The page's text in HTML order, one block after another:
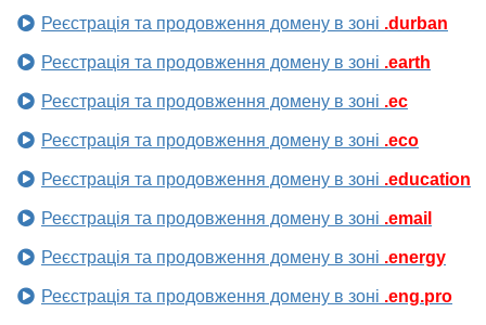
Реєстрація та продовження домену в зоні .durban
Реєстрація та продовження домену в зоні .earth
Реєстрація та продовження домену в зоні .ec
Реєстрація та продовження домену в зоні .eco
Реєстрація та продовження домену в зоні .education
Реєстрація та продовження домену в зоні .email
Реєстрація та продовження домену в зоні .energy
Реєстрація та продовження домену в зоні .eng.pro